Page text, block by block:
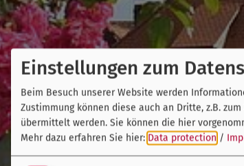
Einstellungen zum
Beim Besuch unserer Website werden
Zustimmung können diese auch an Dritte, z.B.
übermittelt werden. Sie können die hier
Mehr dazu erfahren Sie hier: Data protection /